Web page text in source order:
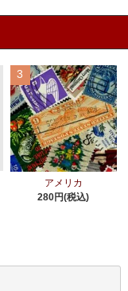
3
アメリカ
280円(税込)